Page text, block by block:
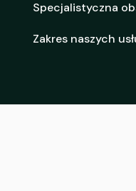
Specjalistyczna
Zakres naszych